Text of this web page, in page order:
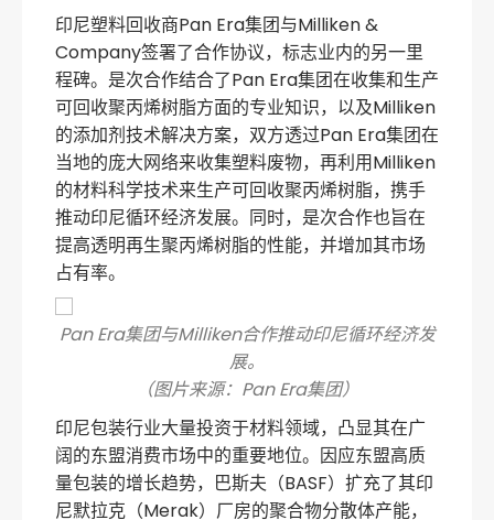
印尼塑料回收商Pan Era集团与Milliken &
Company签署了合作协议，标志业内的另一里
程碑。是次合作结合了Pan Era集团在收集和生产
可回收聚丙烯树脂方面的专业知识，以及Milliken
的添加剂技术解决方案，双方透过Pan Era集团在
当地的庞大网络来收集塑料废物，再利用Milliken
的材料科学技术来生产可回收聚丙烯树脂，携手
推动印尼循环经济发展。同时，是次合作也旨在
提高透明再生聚丙烯树脂的性能，并增加其市场
占有率。
Pan Era集团与Milliken合作推动印尼循环经济发
展。
（图片来源：Pan Era集团）
印尼包装行业大量投资于材料领域，凸显其在广
阔的东盟消费市场中的重要地位。因应东盟高质
量包装的增长趋势，巴斯夫（BASF）扩充了其印
尼默拉克（Merak）厂房的聚合物分散体产能，